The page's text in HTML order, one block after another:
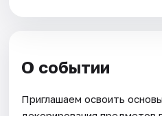
О событии
Приглашаем освоить